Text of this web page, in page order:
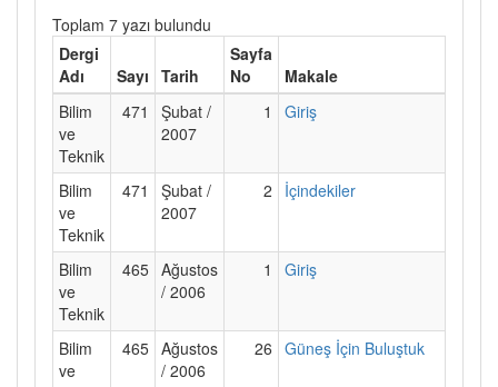
Toplam 7 yazı bulundu
Dergi
Adı
Sayı Tarih
Sayfa
No
Makale
Bilim
ve
Teknik
471
Şubat /
2007
1 Giriş
Bilim
ve
Teknik
471
Şubat /
2007
2 İçindekiler
Bilim
ve
Teknik
465 Ağustos
/ 2006
1 Giriş
Bilim
ve
465 Ağustos
/ 2006
26 Güneş İçin Buluştuk